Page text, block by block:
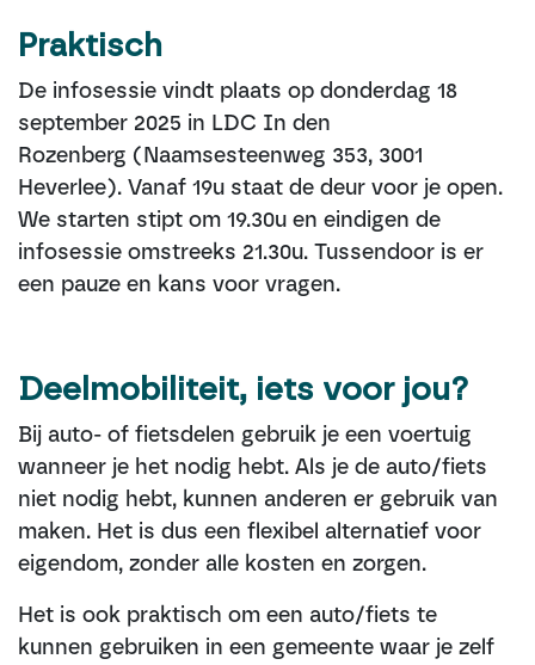
Praktisch
De infosessie vindt plaats op donderdag 18
september 2025 in LDC In den
Rozenberg (Naamsesteenweg 353, 3001
Heverlee). Vanaf 19u staat de deur voor je open.
We starten stipt om 19.30u en eindigen de
infosessie omstreeks 21.30u. Tussendoor is er
een pauze en kans voor vragen.
Deelmobiliteit, iets voor jou?
Bij auto- of fietsdelen gebruik je een voertuig
wanneer je het nodig hebt. Als je de auto/fiets
niet nodig hebt, kunnen anderen er gebruik van
maken. Het is dus een flexibel alternatief voor
eigendom, zonder alle kosten en zorgen.
Het is ook praktisch om een auto/fiets te
kunnen gebruiken in een gemeente waar je zelf